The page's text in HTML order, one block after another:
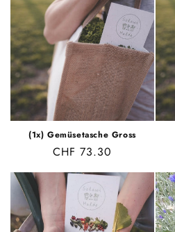
(1x) Gemüsetasche Gross
Prezzo
di
listino
CHF 73.30